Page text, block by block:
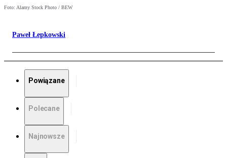
Foto: Alamy Stock Photo / BEW
Paweł Łepkowski
Powiązane
Polecane
Najnowsze